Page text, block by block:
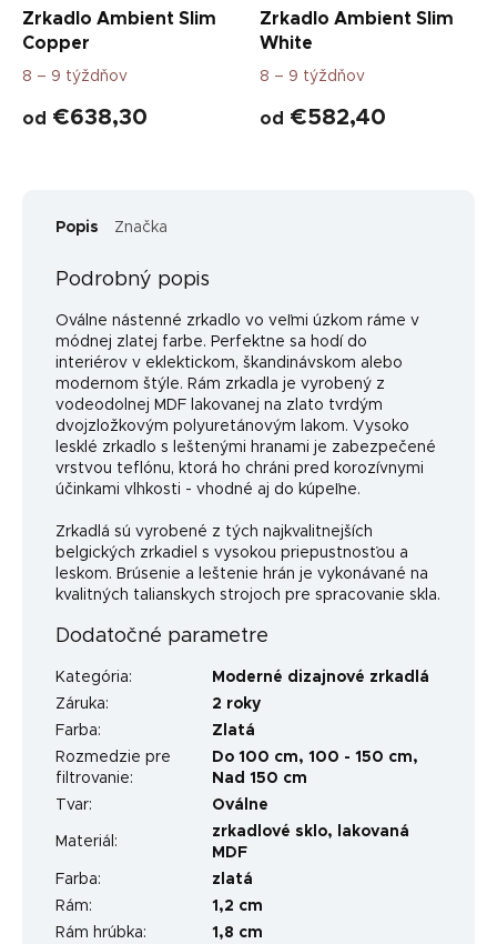
Zrkadlo Ambient Slim
Copper
8 – 9 týždňov
od €638,30
Zrkadlo Ambient Slim
White
8 – 9 týždňov
od €582,40
Popis Značka
Podrobný popis
Oválne nástenné zrkadlo vo veľmi úzkom ráme v
módnej zlatej farbe. Perfektne sa hodí do
interiérov v eklektickom, škandinávskom alebo
modernom štýle. Rám zrkadla je vyrobený z
vodeodolnej MDF lakovanej na zlato tvrdým
dvojzložkovým polyuretánovým lakom. Vysoko
lesklé zrkadlo s leštenými hranami je zabezpečené
vrstvou teflónu, ktorá ho chráni pred korozívnymi
účinkami vlhkosti - vhodné aj do kúpeľne.
Zrkadlá sú vyrobené z tých najkvalitnejších
belgických zrkadiel s vysokou priepustnosťou a
leskom. Brúsenie a leštenie hrán je vykonávané na
kvalitných talianskych strojoch pre spracovanie skla.
Dodatočné parametre
Kategória:
Moderné dizajnové zrkadlá
Záruka:
2 roky
Farba:
Zlatá
Rozmedzie pre
filtrovanie:
Do 100 cm, 100 - 150 cm,
Nad 150 cm
Tvar: Oválne
Materiál :
zrkadlové sklo, lakovaná
MDF
Farba:
zlatá
Rám:
1,2 cm
Rám hrúbka: 1,8 cm